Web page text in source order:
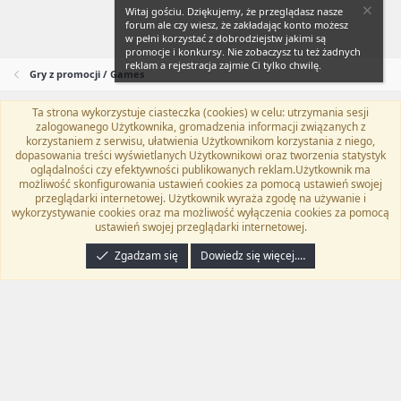
Gry z promocji / Games
Flat Awesome + (Parent DO NOT EDIT)
Polski (PL)
Kontakt
Regulamin Polityka prywatności Pomoc
TwitterKontakt
RSS
Community platform by XenForo® © 2010-2024 XenForo Ltd.
programyzadarmo.net.pl . | Xenforo Add-ons
Email Check by MPM.PM
Witaj gościu. Dziękujemy, że przeglądasz nasze
forum ale czy wiesz, że zakładając konto możesz
w pełni korzystać z dobrodziejstw jakimi są
promocje i konkursy. Nie zobaczysz tu też żadnych
reklam a rejestracja zajmie Ci tylko chwilę.
Ta strona wykorzystuje ciasteczka (cookies) w celu: utrzymania sesji
zalogowanego Użytkownika, gromadzenia informacji związanych z
korzystaniem z serwisu, ułatwienia Użytkownikom korzystania z niego,
dopasowania treści wyświetlanych Użytkownikowi oraz tworzenia statystyk
oglądalności czy efektywności publikowanych reklam.Użytkownik ma
możliwość skonfigurowania ustawień cookies za pomocą ustawień swojej
przeglądarki internetowej. Użytkownik wyraża zgodę na używanie i
wykorzystywanie cookies oraz ma możliwość wyłączenia cookies za pomocą
ustawień swojej przeglądarki internetowej.
Zgadzam się
Dowiedz się więcej.…